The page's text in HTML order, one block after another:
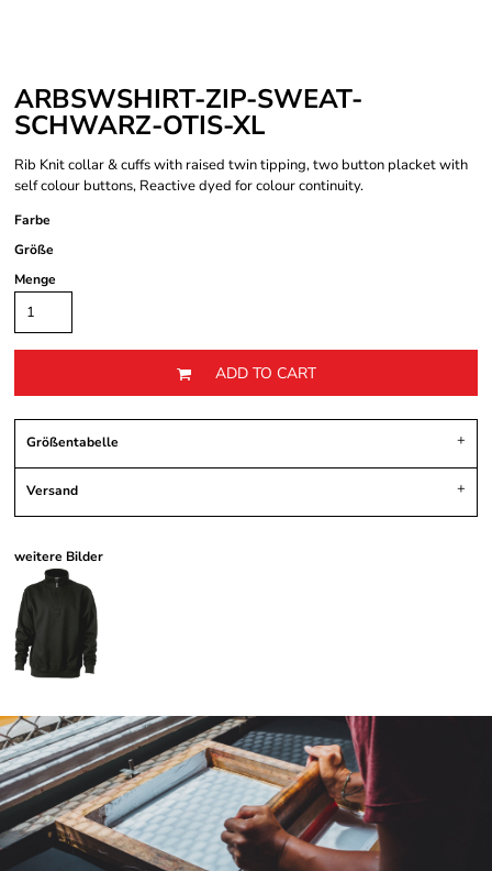
ARBSWSHIRT-ZIP-SWEAT-
SCHWARZ-OTIS-XL
Rib Knit collar & cuffs with raised twin tipping, two button placket with
self colour buttons, Reactive dyed for colour continuity.
Farbe
Größe
Menge
ADD TO CART
Größentabelle
Versand
weitere Bilder